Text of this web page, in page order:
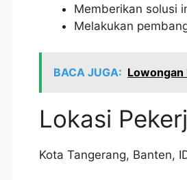
Memberikan solusi
Melakukan
BACA JUGA: Lowongan
Lokasi
Kota Tangerang, Banten,